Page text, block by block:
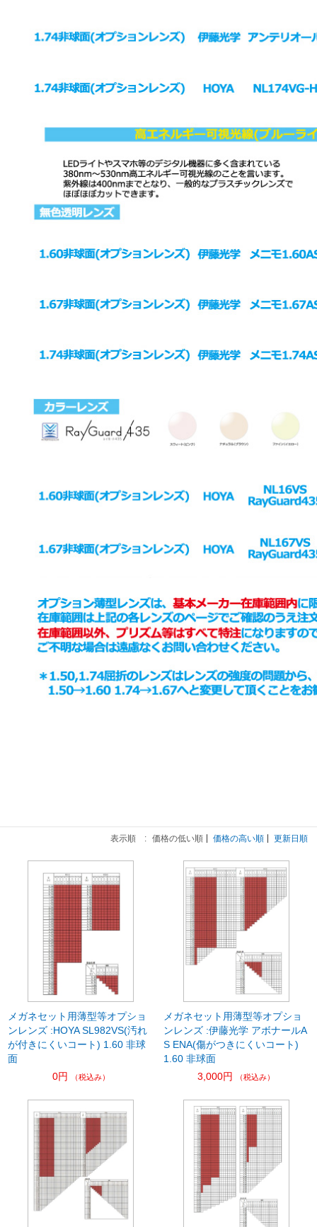
表示順 : 価格の低い順 価格の高い順 更新日順
メガネセット用薄型等オプショ
ンレンズ :HOYA SL982VS(汚れ
が付きにくいコート) 1.60 非球
面
0円
（税込み）
メガネセット用薄型等オプショ
ンレンズ :伊藤光学 アボナールA
S ENA(傷がつきにくいコート)
1.60 非球面
3,000円
（税込み）